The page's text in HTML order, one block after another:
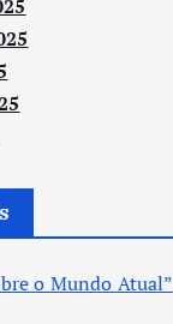
o Mundo Atual”